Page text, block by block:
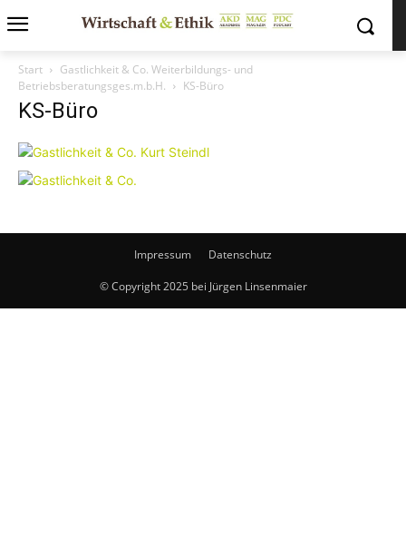
Start
Gastlichkeit & Co. Weiterbildungs- und
Betriebsberatungsges.m.b.H.
KS-Büro
KS-Büro
Impressum Datenschutz
© Copyright 2025 bei Jürgen Linsenmaier